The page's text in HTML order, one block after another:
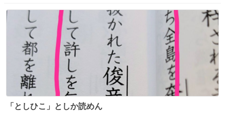
数
ス
ト
数
ね
数
「としひこ」としか読めん